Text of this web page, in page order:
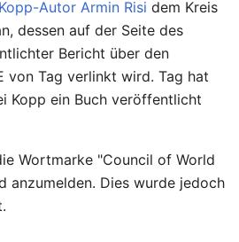
Kopp-Autor Armin Risi dem Kreis
dessen auf der Seite des
Bericht über den
von Tag verlinkt wird. Tag hat
Kopp ein Buch veröffentlicht
Wortmarke "Council of World
anzumelden. Dies wurde jedoch